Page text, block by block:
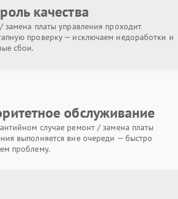
качества
замена платы управления проходит
проверку — исключаем недоработки и
сбои.
обслуживание
случае ремонт / замена платы
выполняется вне очереди — быстро
проблему.